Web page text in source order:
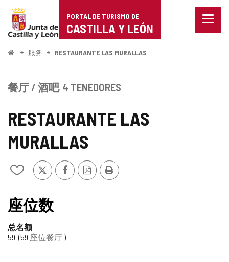
Portal
de
Turismo
Castilla
León
PORTAL DE TURISMO DE
CASTILLA Y LEÓN
菜
开
服务 RESTAURANTE LAS MURALLAS
RESTAURANTE LAS
MURALLAS
从
笔
记
中
添
推
特
FacebookPDF
版
打
印
餐厅 / 酒吧 4 TENEDORES
座位数
总名额
59 59 座位餐厅